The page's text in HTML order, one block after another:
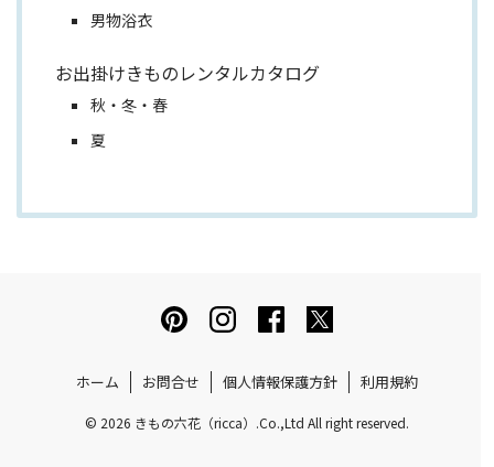
男物浴衣
お出掛けきものレンタルカタログ
秋・冬・春
夏
ホーム お問合せ 個人情報保護方針 利用規約
© 2026 きもの六花（ricca）.Co.,Ltd All right reserved.